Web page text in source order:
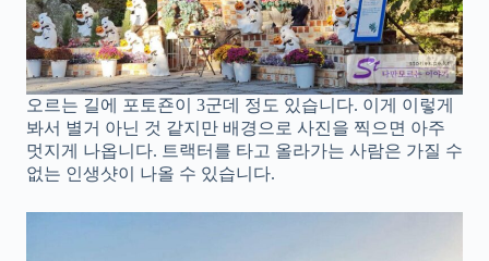
오르는 길에 포토죤이 3군데 정도 있습니다. 이게 이렇게
봐서 별거 아닌 것 같지만 배경으로 사진을 찍으면 아주
멋지게 나옵니다. 트랙터를 타고 올라가는 사람은 가질 수
없는 인생샷이 나올 수 있습니다.